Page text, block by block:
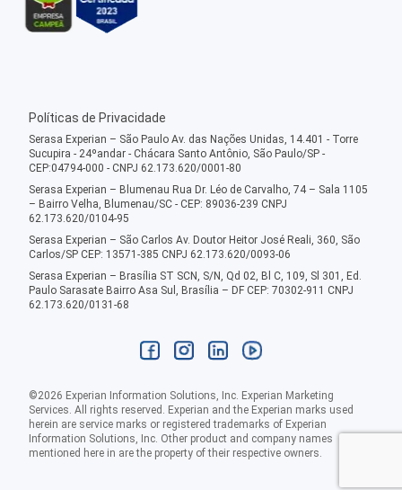
Políticas de Privacidade
Serasa Experian – São Paulo Av. das Nações Unidas, 14.401 - Torre
Sucupira - 24ºandar - Chácara Santo Antônio, São Paulo/SP -
CEP:04794-000 - CNPJ 62.173.620/0001-80
Serasa Experian – Blumenau Rua Dr. Léo de Carvalho, 74 – Sala 1105
– Bairro Velha, Blumenau/SC - CEP: 89036-239 CNPJ
62.173.620/0104-95
Serasa Experian – São Carlos Av. Doutor Heitor José Reali, 360, São
Carlos/SP CEP: 13571-385 CNPJ 62.173.620/0093-06
Serasa Experian – Brasília ST SCN, S/N, Qd 02, Bl C, 109, Sl 301, Ed.
Paulo Sarasate Bairro Asa Sul, Brasília – DF CEP: 70302-911 CNPJ
62.173.620/0131-68
©2026 Experian Information Solutions, Inc. Experian Marketing
Services. All rights reserved. Experian and the Experian marks used
herein are service marks or registered trademarks of Experian
Information Solutions, Inc. Other product and company names
mentioned here in are the property of their respective owners.